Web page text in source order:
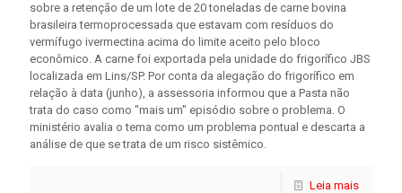
sobre a retenção de um lote de 20 toneladas de carne bovina
brasileira termoprocessada que estavam com resíduos do
vermífugo ivermectina acima do limite aceito pelo bloco
econômico. A carne foi exportada pela unidade do frigorífico JBS
localizada em Lins/SP. Por conta da alegação do frigorífico em
relação à data (junho), a assessoria informou que a Pasta não
trata do caso como "mais um" episódio sobre o problema. O
ministério avalia o tema como um problema pontual e descarta a
análise de que se trata de um risco sistêmico.
Leia mais